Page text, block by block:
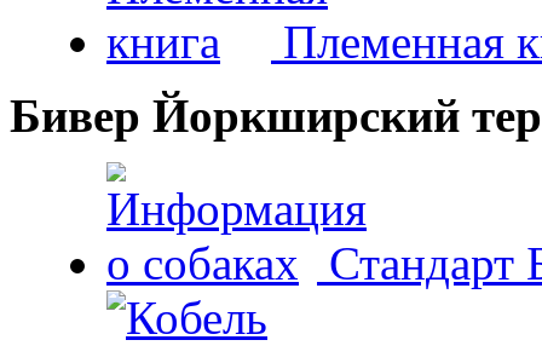
Племенная
Бивер Йоркширский
Стандарт